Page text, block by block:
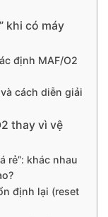
khi có máy
định MAF/O2
cách diễn giải
thay vì vệ
rẻ”: khác nhau
định lại (reset